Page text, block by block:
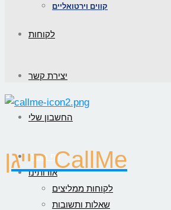
קווים וירטואליים
לקוחות
יצירת קשר
החשבון שלי
דף הבית
אודותינו
לקוחות ממליצים
שאלות ותשובות
חייגן CallMe